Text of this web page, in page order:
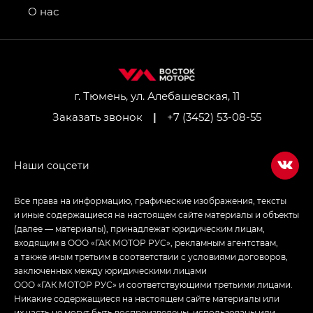
привод — GB AWD, Джи Эль Полный привод —
Джи Икс ПРЕМИУМ — GX PREMIUM, ЛАУНЖ —
LOUNGE
Empow — Эмпау (Empow) в комплектации
г. Тюмень, ул. Алебашевская, 11
Заказать звонок
| +7 (3452) 53-08-55
О нас
Все права на информацию, графические изображения, тексты
и иные содержащиеся на настоящем сайте материалы и объекты
(далее — материалы), принадлежат юридическим лицам,
входящим в ООО «ГАК МОТОР РУС», рекламным агентствам,
а также иным третьим в соответствии с условиями договоров,
заключенных между юридическими лицами
ООО «ГАК МОТОР РУС» и соответствующими третьими лицами.
Никакие содержащиеся на настоящем сайте материалы или